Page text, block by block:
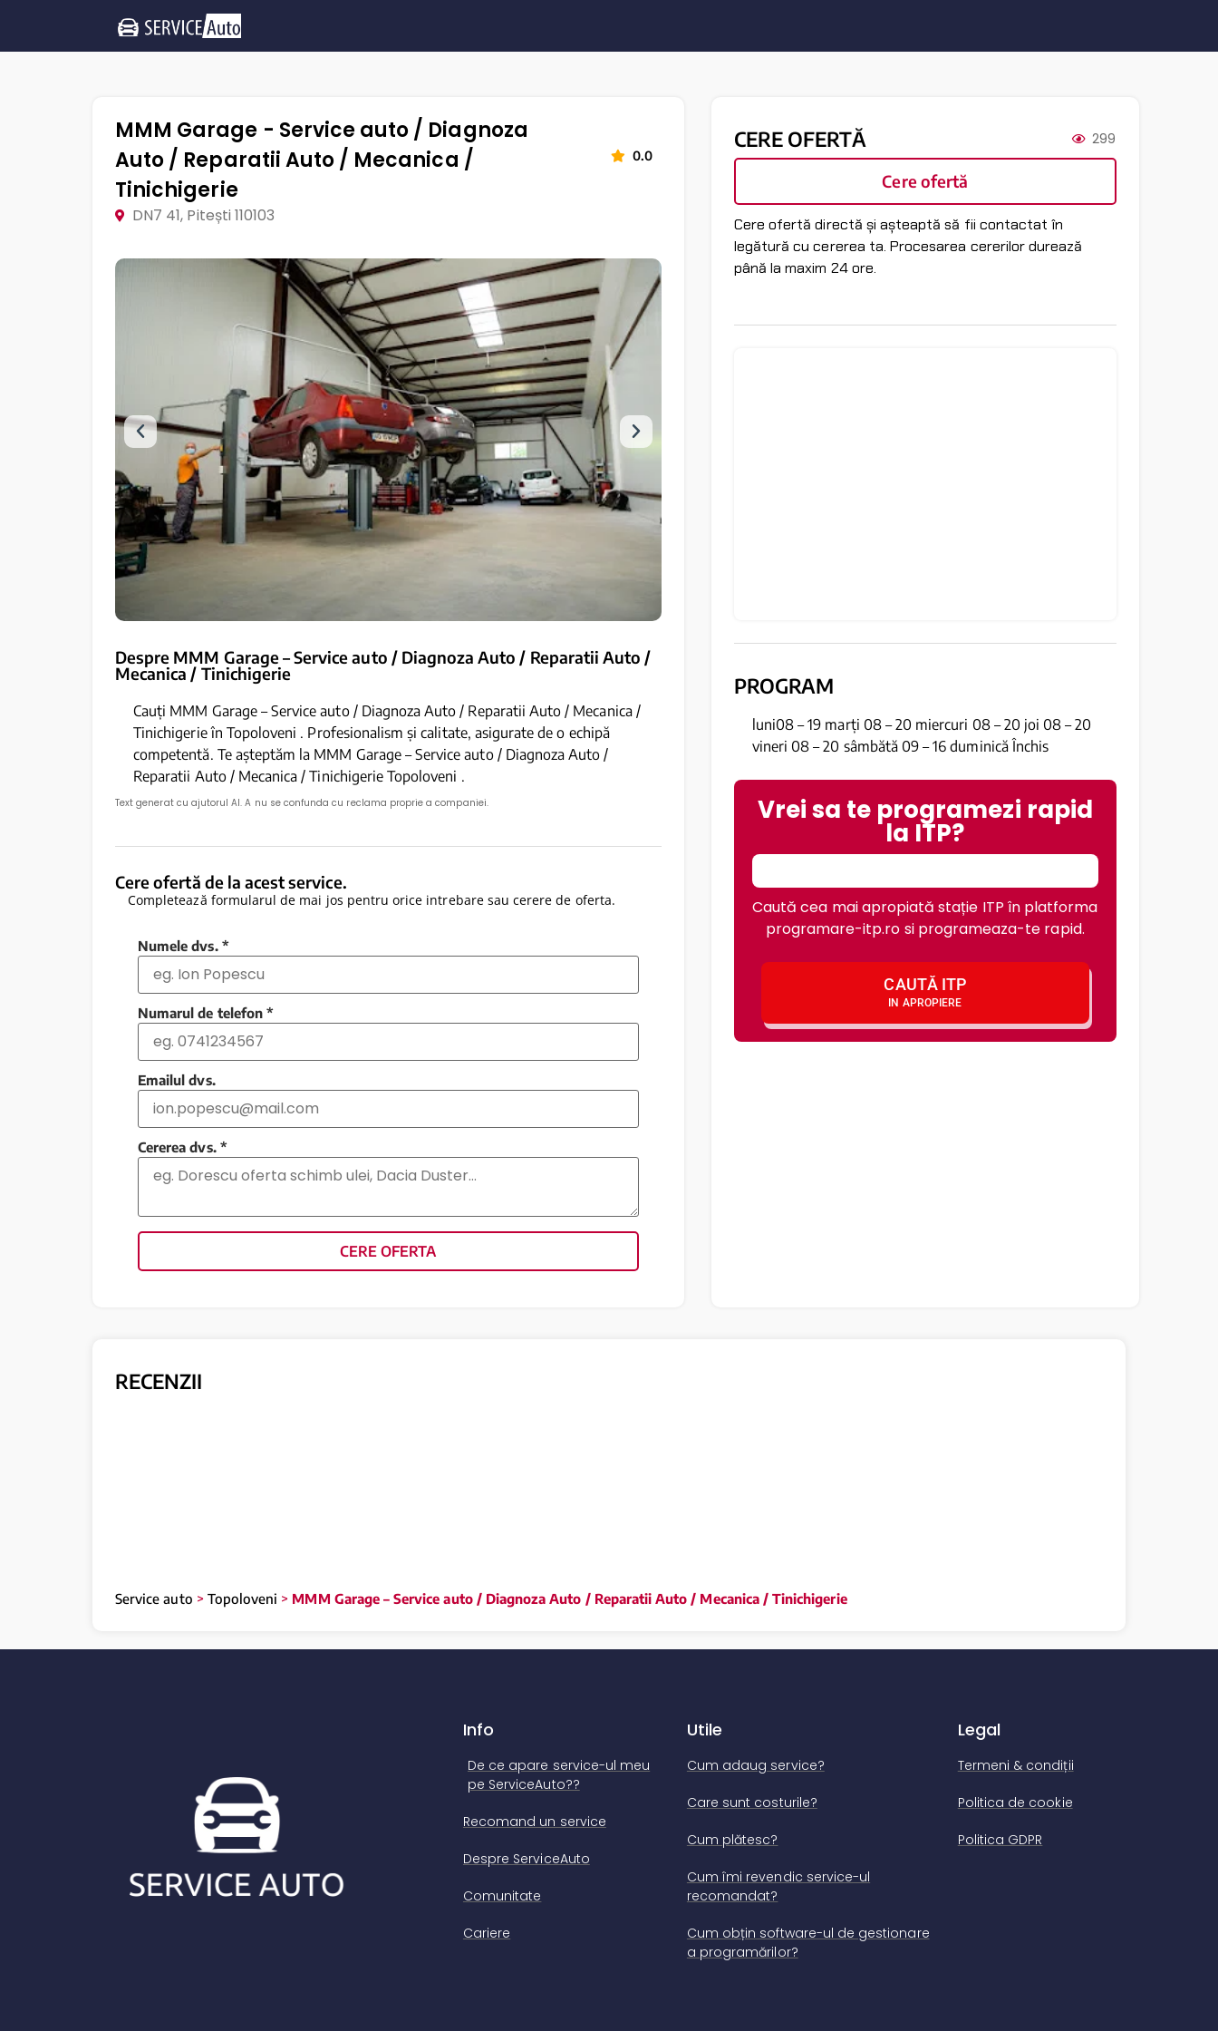
MMM Garage - Service auto / Diagnoza
Auto / Reparatii Auto / Mecanica /
Tinichigerie
0.0
DN7 41, Pitești 110103
Despre MMM Garage – Service auto / Diagnoza Auto / Reparatii Auto /
Mecanica / Tinichigerie
Cauți MMM Garage – Service auto / Diagnoza Auto / Reparatii Auto / Mecanica /
Tinichigerie în Topoloveni . Profesionalism și calitate, asigurate de o echipă
competentă. Te așteptăm la MMM Garage – Service auto / Diagnoza Auto /
Reparatii Auto / Mecanica / Tinichigerie Topoloveni .
Text generat cu ajutorul AI. A nu se confunda cu reclama proprie a companiei.
Cere ofertă de la acest service.
Completează formularul de mai jos pentru orice intrebare sau cerere de oferta.
Numele dvs. *
Numarul de telefon *
Emailul dvs.
Cererea dvs. *
CERE OFERTA
CERE OFERTĂ 299
Cere ofertă
Cere ofertă directă și așteaptă să fii contactat în
legătură cu cererea ta. Procesarea cererilor durează
până la maxim 24 ore.
PROGRAM
luni08 – 19 marți 08 – 20 miercuri 08 – 20 joi 08 – 20
vineri 08 – 20 sâmbătă 09 – 16 duminică Închis
Vrei sa te programezi rapid
la ITP?
Caută cea mai apropiată stație ITP în platforma
programare-itp.ro si programeaza-te rapid.
CAUTĂ ITP
IN APROPIERE
RECENZII
Service auto > Topoloveni > MMM Garage – Service auto / Diagnoza Auto / Reparatii Auto / Mecanica / Tinichigerie
Info
De ce apare service-ul meu
pe ServiceAuto??
Recomand un service
Despre ServiceAuto
Comunitate
Cariere
Utile
Cum adaug service?
Care sunt costurile?
Cum plătesc?
Cum îmi revendic service-ul
recomandat?
Cum obțin software-ul de gestionare
a programărilor?
Legal
Termeni & condiții
Politica de cookie
Politica GDPR